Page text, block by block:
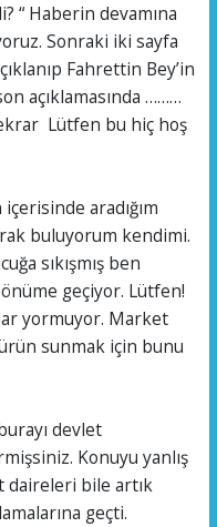
“ Haberin devamına
Sonraki iki sayfa
Fahrettin Bey’in
açıklamasında ………
Lütfen bu hiç hoş
aradığım
buluyorum kendimi.
sıkışmış ben
geçiyor. Lütfen!
yormuyor. Market
sunmak için bunu
devlet
Konuyu yanlış
daireleri bile artık
geçti.